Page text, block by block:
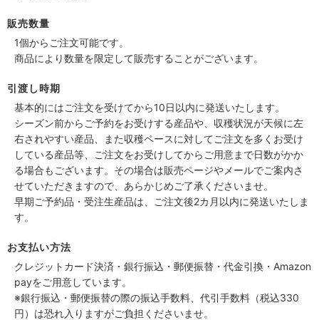
販売数量
1個からご注文可能です。
商品により数量を限定して販売することがございます。
引渡し時期
基本的にはご注文を受けてから10日以内に発送いたします。
シーズン前からご予約をお受けする産品や、収穫状況が天候に左
右されやすい産品、また収穫ペースに対してご注文を多くお受け
している産品等、ご注文をお受けしてからご用意まで日数がかか
る場合もございます。その場合は販売ページやメールでご案内さ
せていただきますので、あらかじめご了承くださいませ。
早期ご予約品・受注生産品は、ご注文後2カ月以内に発送いたしま
す。
お支払い方法
クレジットカード決済・銀行振込・郵便振替・代金引換・Amazon
payをご用意しています。
※銀行振込・郵便振替の際の振込手数料、代引手数料（税込330
円）は恐れ入りますがご負担くださいませ。